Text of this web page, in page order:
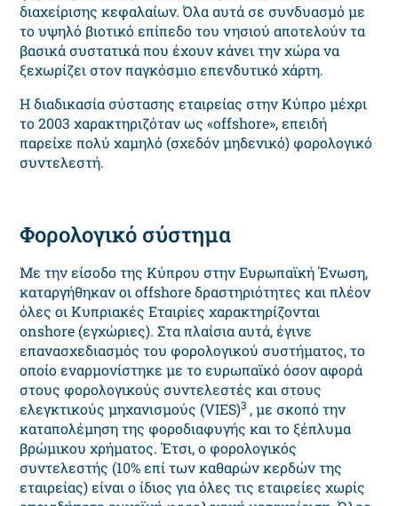
διαχείρισης κεφαλαίων. Όλα αυτά σε συνδυασμό με
το υψηλό βιοτικό επίπεδο του νησιού αποτελούν τα
βασικά συστατικά που έχουν κάνει την χώρα να
ξεχωρίζει στον παγκόσμιο επενδυτικό χάρτη.
Η διαδικασία σύστασης εταιρείας στην Κύπρο μέχρι
το 2003 χαρακτηριζόταν ως «offshore», επειδή
παρείχε πολύ χαμηλό (σχεδόν μηδενικό) φορολογικό
συντελεστή.
Φορολογικό σύστημα
Με την είσοδο της Κύπρου στην Ευρωπαϊκή Ένωση,
καταργήθηκαν οι offshore δραστηριότητες και πλέον
όλες οι Κυπριακές Εταιρίες χαρακτηρίζονται
onshore (εγχώριες). Στα πλαίσια αυτά, έγινε
επανασχεδιασμός του φορολογικού συστήματος, το
οποίο εναρμονίστηκε με το ευρωπαϊκό όσον αφορά
στους φορολογικούς συντελεστές και στους
ελεγκτικούς μηχανισμούς (VIES)3, με σκοπό την
καταπολέμηση της φοροδιαφυγής και το ξέπλυμα
βρώμικου χρήματος. Έτσι, ο φορολογικός
συντελεστής (10% επί των καθαρών κερδών της
εταιρείας) είναι ο ίδιος για όλες τις εταιρείες χωρίς